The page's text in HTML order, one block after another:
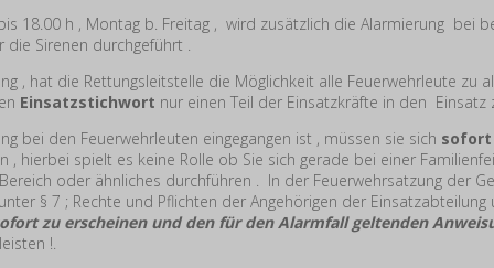
18.00 h , Montag b. Freitag , wird zusätzlich die Alarmierung bei
Sirenen durchgeführt .
, hat die Rettungsleitstelle die Möglichkeit alle Feuerwehrleute zu
Einsatzstichwort nur einen Teil der Einsatzkräfte in den Einsatz
bei den Feuerwehrleuten eingegangen ist , müssen sie sich
, hierbei spielt es keine Rolle ob Sie sich gerade bei einer
oder ähnliches durchführen . In der Feuerwehrsatzung der
§ 7 ; Rechte und Pflichten der Angehörigen der
zu erscheinen und den für den Alarmfall geltenden
leisten !.